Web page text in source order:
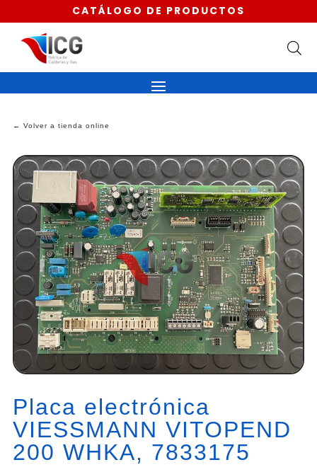
CATÁLOGO DE PRODUCTOS
← Volver a tienda online
Placa electrónica
VIESSMANN VITOPEND
200 WHKA, 7833175